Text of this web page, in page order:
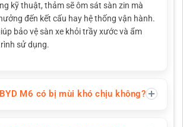
kỹ thuật, thảm sẽ ôm sát sàn zin mà
đến kết cấu hay hệ thống vận hành.
bảo vệ sàn xe khỏi trầy xước và ẩm
sử dụng.
M6 có bị mùi khó chịu không?